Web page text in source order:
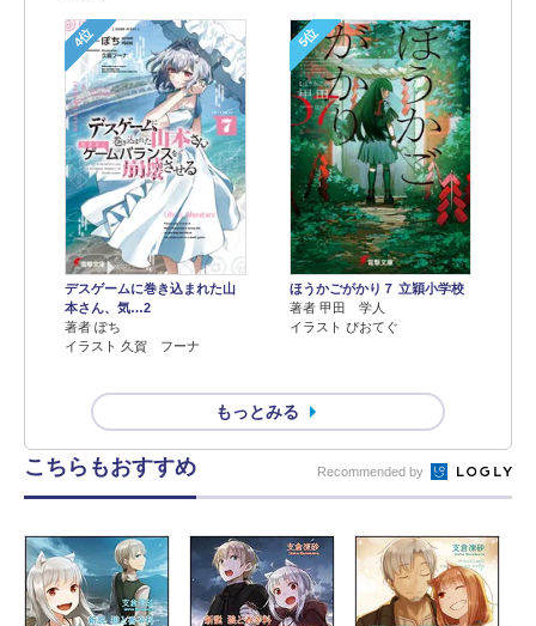
4位
デスゲームに巻き込まれた山
本さん、気…2
著者 ぽち
イラスト 久賀 フーナ
5位
ほうかごがかり７ 立穎小学校
著者 甲田 学人
イラスト ぴおてぐ
もっとみる
こちらもおすすめ Recommended by